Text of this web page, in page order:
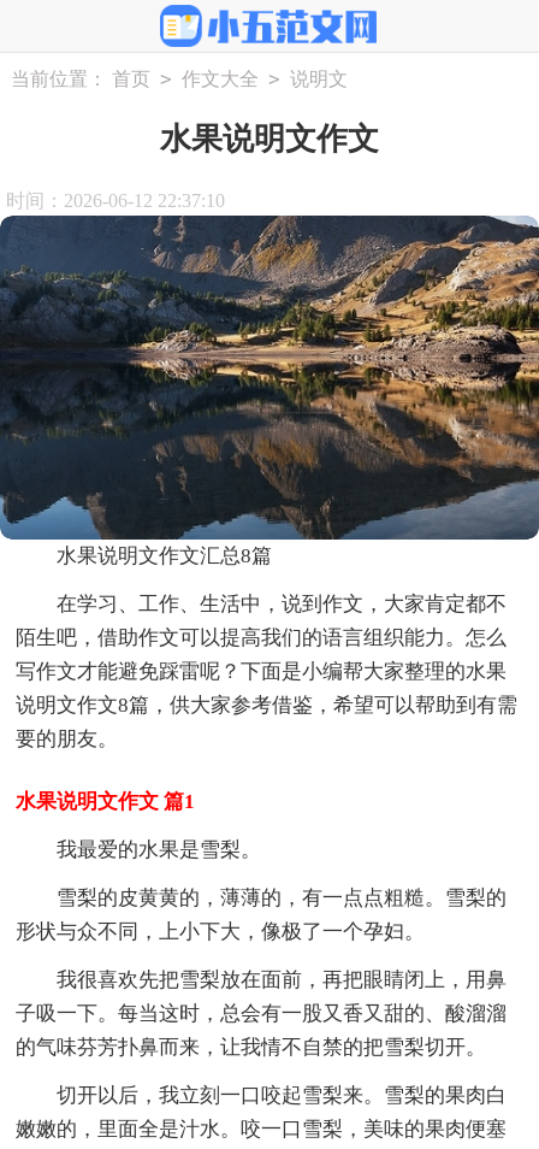
当前位置： 首页 > 作文大全 > 说明文
水果说明文作文
时间：2026-06-12 22:37:10
水果说明文作文汇总8篇
在学习、工作、生活中，说到作文，大家肯定都不
陌生吧，借助作文可以提高我们的语言组织能力。怎么
写作文才能避免踩雷呢？下面是小编帮大家整理的水果
说明文作文8篇，供大家参考借鉴，希望可以帮助到有需
要的朋友。
水果说明文作文 篇1
我最爱的水果是雪梨。
雪梨的皮黄黄的，薄薄的，有一点点粗糙。雪梨的
形状与众不同，上小下大，像极了一个孕妇。
我很喜欢先把雪梨放在面前，再把眼睛闭上，用鼻
子吸一下。每当这时，总会有一股又香又甜的、酸溜溜
的气味芬芳扑鼻而来，让我情不自禁的把雪梨切开。
切开以后，我立刻一口咬起雪梨来。雪梨的果肉白
嫩嫩的，里面全是汁水。咬一口雪梨，美味的果肉便塞